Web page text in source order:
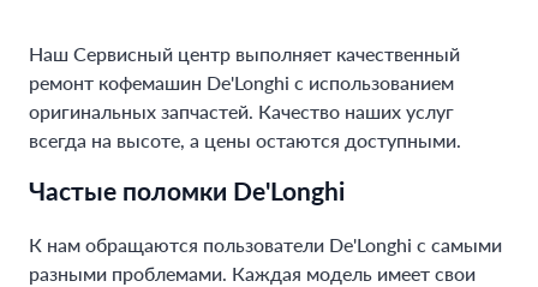
Наш Сервисный центр выполняет качественный
ремонт кофемашин De'Longhi с использованием
оригинальных запчастей. Качество наших услуг
всегда на высоте, а цены остаются доступными.
Частые поломки De'Longhi
К нам обращаются пользователи De'Longhi с самыми
разными проблемами. Каждая модель имеет свои